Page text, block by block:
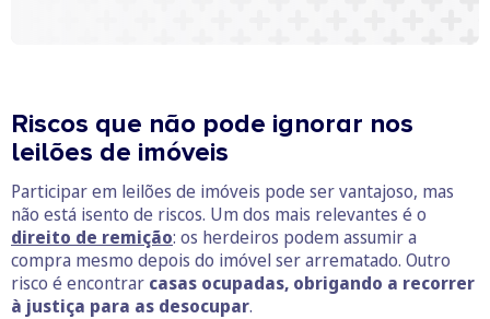
Riscos que não pode ignorar nos
leilões de imóveis
Participar em leilões de imóveis pode ser vantajoso, mas
não está isento de riscos. Um dos mais relevantes é o
direito de remição: os herdeiros podem assumir a
compra mesmo depois do imóvel ser arrematado. Outro
risco é encontrar casas ocupadas, obrigando a recorrer
à justiça para as desocupar.